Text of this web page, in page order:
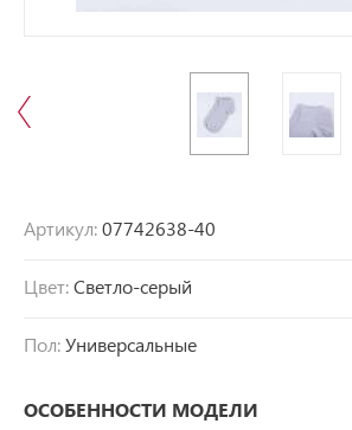
Артикул:07742638-40
Цвет:Светло-серый
Пол:Универсальные
ОСОБЕННОСТИ МОДЕЛИ